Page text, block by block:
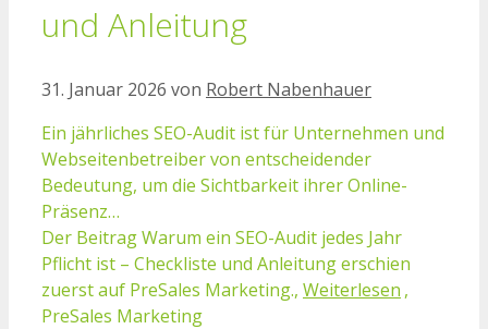
und Anleitung
31. Januar 2026 von Robert Nabenhauer
Ein jährliches SEO-Audit ist für Unternehmen und
Webseitenbetreiber von entscheidender
Bedeutung, um die Sichtbarkeit ihrer Online-
Präsenz…
Der Beitrag Warum ein SEO-Audit jedes Jahr
Pflicht ist – Checkliste und Anleitung erschien
zuerst auf PreSales Marketing., Weiterlesen ,
PreSales Marketing